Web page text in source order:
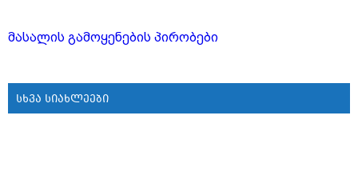
მასალის გამოყენების პირობები
სხვა სიახლეები